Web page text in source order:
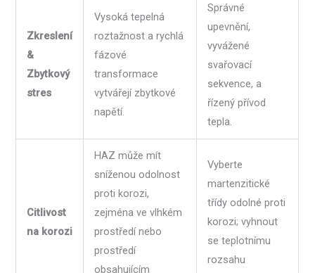
Zkreslení
&
Zbytkový
stres
Vysoká tepelná
roztažnost a rychlá
fázové
transformace
vytvářejí zbytkové
napětí.
Správné
upevnění,
vyvážené
svařovací
sekvence, a
řízený přívod
tepla.
Citlivost
na korozi
HAZ může mít
sníženou odolnost
proti korozi,
zejména ve vlhkém
prostředí nebo
prostředí
obsahujícím
Vyberte
martenzitické
třídy odolné proti
korozi; vyhnout
se teplotnímu
rozsahu